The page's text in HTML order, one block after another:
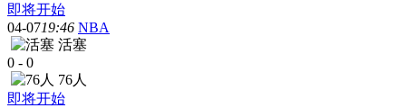
即将开始
04-0719:46 NBA
活塞
0 - 0
76人
即将开始